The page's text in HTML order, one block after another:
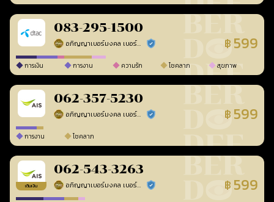
083-295-1500
อภิญญาเบอร์มงคล เบอร์สวยเลขศาสตร์ ร้านยืนยันแล้ว ฿ 599
การเงิน การงาน ความรัก โชคลาภ สุขภาพ
062-357-5230
อภิญญาเบอร์มงคล เบอร์สวยเลขศาสตร์ ร้านยืนยันแล้ว ฿ 599
การงาน โชคลาภ
เติมเงิน
062-543-3263
อภิญญาเบอร์มงคล เบอร์สวยเลขศาสตร์ ร้านยืนยันแล้ว ฿ 599